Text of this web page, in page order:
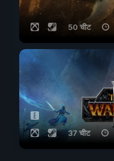
50 चीट
37 चीट